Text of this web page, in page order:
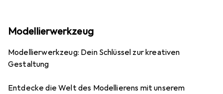
Modellierwerkzeug
Modellierwerkzeug: Dein Schlüssel zur kreativen
Gestaltung
Entdecke die Welt des Modellierens mit unserem